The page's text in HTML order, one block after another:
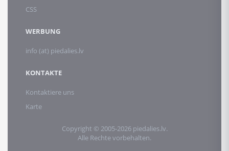
CSS
WERBUNG
info (at) piedalies.lv
KONTAKTE
Kontaktiere uns
Karte
Copyright © 2005-2026 piedalies.lv.
Alle Rechte vorbehalten.